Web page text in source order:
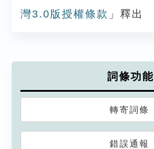
灣3.0版授權條款 」釋出
詞條功能
轉寄詞條
錯誤通報